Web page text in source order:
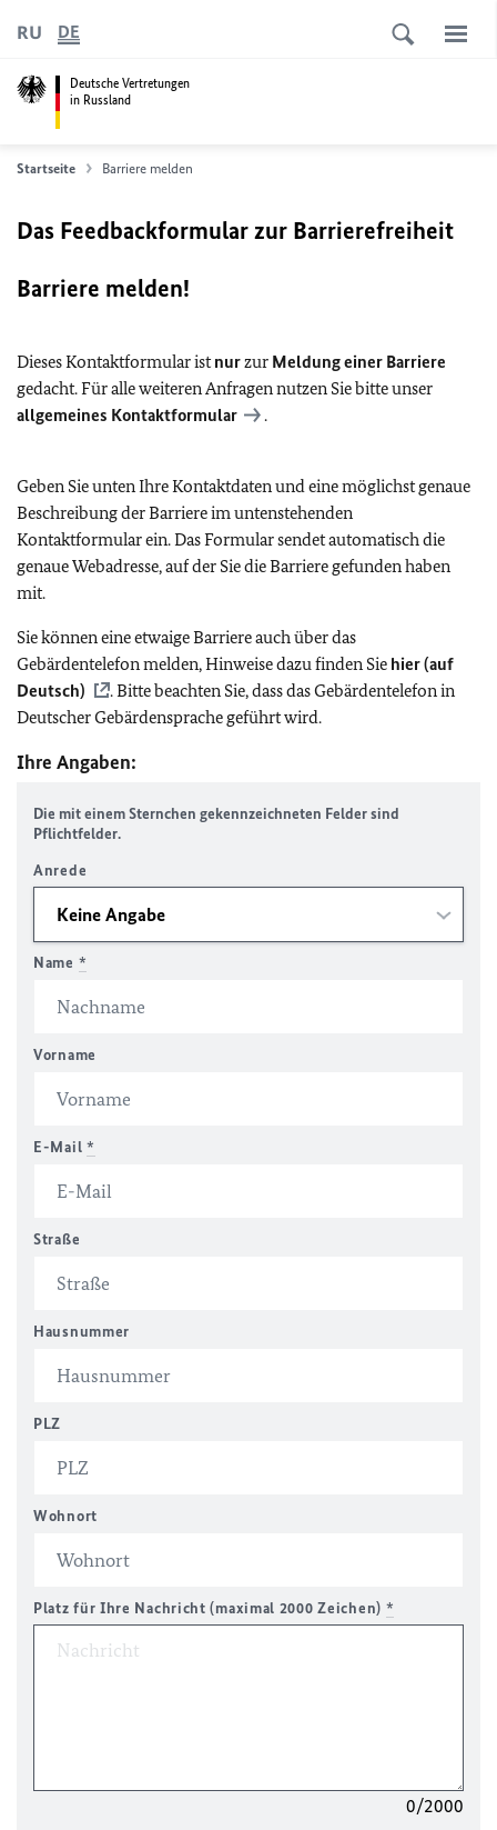
Deutsche Vertretungen
in Russland
RU DE
Startseite Barriere melden
Das Feedbackformular zur Barrierefreiheit
Barriere melden!
Dieses Kontaktformular istnurzur Meldung einer Barriere
gedacht. Für alle weiteren Anfragen nutzen Sie bitte unser
allgemeines Kontaktformular
.
Geben Sie unten Ihre Kontaktdaten und eine möglichst genaue
Beschreibung der Barriere im untenstehenden
Kontaktformular ein. Das Formular sendet automatisch die
genaue Webadresse, auf der Sie die Barriere gefunden haben
mit.
Sie können eine etwaige Barriere auch über das
Gebärdentelefon melden, Hinweise dazu finden Sie hier (auf
Deutsch)
. Bitte beachten Sie, dass das Gebärdentelefon in
Deutscher Gebärdensprache geführt wird.
Ihre Angaben:
Die mit einem Sternchen gekennzeichneten Felder sind
Pflichtfelder.
Anrede
Name *
Vorname
E-Mail *
Straße
Hausnummer
PLZ
Wohnort
Platz für Ihre Nachricht (maximal 2000 Zeichen) *
0/2000